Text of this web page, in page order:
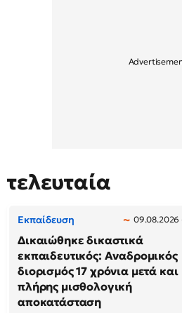
τελευταία
Εκπαίδευση 09.08.2026
Δικαιώθηκε δικαστικά
εκπαιδευτικός: Αναδρομικός
διορισμός 17 χρόνια μετά και
πλήρης μισθολογική
αποκατάσταση